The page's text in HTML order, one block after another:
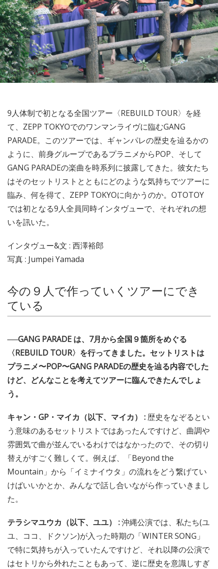
9人体制で初となる全国ツアー〈REBUILD TOUR〉を経
て、ZEPP TOKYOでのワンマンライヴに臨むGANG
PARADE。このツアーでは、ギャンパレの歴史を辿るかの
ように、前身グループであるプラニメからPOP、そして
GANG PARADEの楽曲を時系列に披露してきた。彼女たち
はそのセットリストとともにどのような気持ちでツアーに
臨み、何を得て、ZEPP TOKYOに向かうのか。OTOTOY
では初となる9人全員同時インタヴューで、それぞれの想
いを訊いた。
インタヴュー&文 : 西澤裕郎
写真 : Jumpei Yamada
今の９人で作っていくツアーにでき
ている
──GANG PARADE は、7月から全国９箇所をめぐる
〈REBUILD TOUR〉を行ってきました。セットリストは
プラニメ〜POP〜GANG PARADEの歴史を辿る内容でした
けど、どんなことを考えてツアーに臨んできたんでしょ
う。
キャン・GP・マイカ（以下、マイカ） : 歴史をなぞるとい
う意味のあるセットリストではあったんですけど、曲調や
雰囲気で曲が並んでいるわけではなかったので、その切り
替えがすごく難しくて。例えば、「Beyond the
Mountain」から「イミナイウタ」の流れをどう繋げてい
けばいいかとか、みんなで話し合いながら作っていきまし
た。
テラシマユウカ（以下、ユユ） :沖縄公演では、私たち(ユ
ユ、ココ、ドクソン)が入った時期の「WINTER SONG」
で特に気持ちが入っていたんですけど、それ以降の公演で
はセトリから外れたこともあって、逆に歴史を意識しすぎ